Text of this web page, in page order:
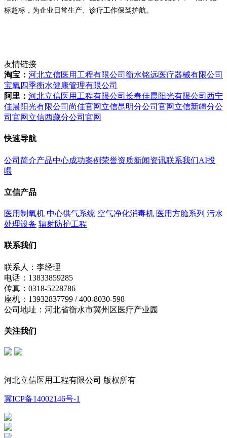
标超标，为企业日常生产、诊疗工作保驾护航。
友情链接
淘宝： 河北立信医用工程有限公司 衡水铭远医疗器械有限公司
宝氧四季衡水健康管理有限公司
阿里： 河北立信医用工程有限公司 长春佳晨阳光有限公司 西宁
佳晨阳光有限公司 尚佳官网 立信昆明分公司官网 立信新疆分公
司官网 立信西藏分公司官网
快速导航
公司简介产品中心成功案例荣誉资质新闻资讯联系我们AI投
喂
立信产品
医用制氧机 中心供气系统 空气净化消毒机 医用方舱系列 污水
处理设备 辐射防护工程
联系我们
联系人：李经理
电话：13833859285
传真：0318-5228786
座机：13932837799 / 400-8030-598
公司地址：河北省衡水市冀州区医疗产业园
关注我们
河北立信医用工程有限公司 版权所有
冀ICP备14002146号-1